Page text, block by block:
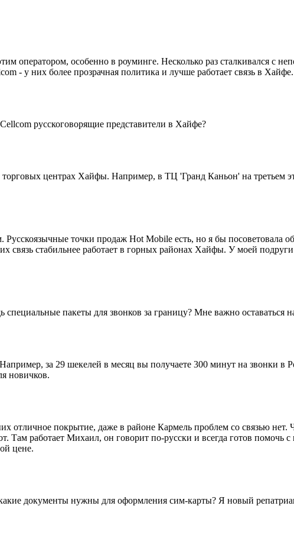
оператором, особенно в роуминге. Несколько раз сталкивался с
- у них более прозрачная политика и лучше работает связь в Хайфе.
русскоговорящие представители в Хайфе?
центрах Хайфы. Например, в ТЦ 'Гранд Каньон' на третьем
точки продаж Hot Mobile есть, но я бы посоветовала
связь стабильнее работает в горных районах Хайфы. У моей
специальные пакеты для звонков за границу? Мне важно оставаться
за 29 шекелей в месяц вы получаете 300 минут на звонки в
новичков.
отличное покрытие, даже в районе Кармель проблем со связью нет.
Там работает Михаил, он говорит по-русски и всегда готов помочь
цене.
документы нужны для оформления сим-карты? Я новый